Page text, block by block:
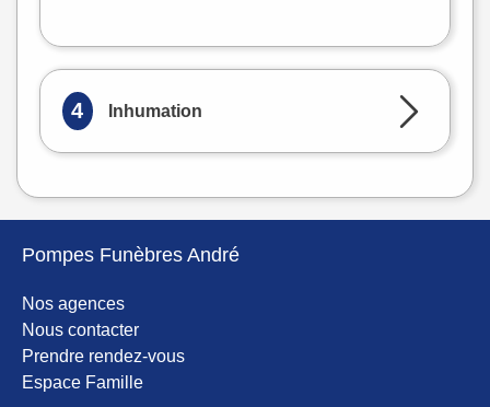
4 Inhumation
Pompes Funèbres André
Nos agences
Nous contacter
Prendre rendez-vous
Espace Famille